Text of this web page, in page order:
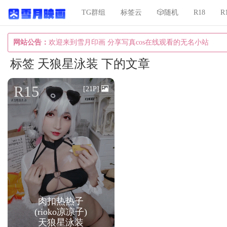
网站公告： 欢迎来到雪月印画 分享写真cos在线观看的无名小站
TG群组 标签云 🎲随机 R18
标签 天狼星泳装 下的文章
肉扣热热子
(rioko凉凉子)
天狼星泳装
R15 [21P]